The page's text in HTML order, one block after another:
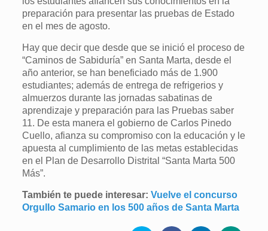
preparación para presentar las pruebas de Estado
en el mes de agosto.
Hay que decir que desde que se inició el proceso de
“Caminos de Sabiduría” en Santa Marta, desde el
año anterior, se han beneficiado más de 1.900
estudiantes; además de entrega de refrigerios y
almuerzos durante las jornadas sabatinas de
aprendizaje y preparación para las Pruebas saber
11. De esta manera el gobierno de Carlos Pinedo
Cuello, afianza su compromiso con la educación y le
apuesta al cumplimiento de las metas establecidas
en el Plan de Desarrollo Distrital “Santa Marta 500
Más”.
También te puede interesar:Vuelve el concurso
Orgullo Samario en los 500 años de Santa Marta